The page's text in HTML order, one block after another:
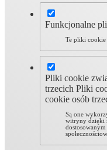
Funkcjonalne
Te pliki cookie
Pliki cookie
trzecich Pliki
cookie osób
Są one
witryny dzięki